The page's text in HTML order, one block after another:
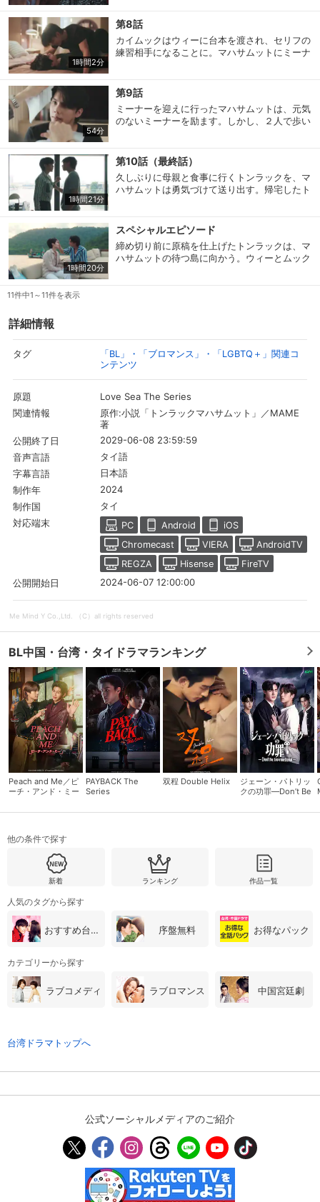
会員設定 会員情報 閉じる
会員情報変更
基本情報、本人連絡先、パスワード 、クレ
ジットカード情報の変更が可能です。
決済方法変更 決済方法の変更が可能です。
Myクーポン
ます。
と便利です。
お気に入り
す。お気に入りに追加した作品の削除も可
閲覧履歴
サイト内で表示される作品の表示制限が可
能です。5段階の年齢区分から選択できま
す。
視聴デバイス一覧
スマホなどでRakuten TVを視聴する際のデ
視聴年齢制限の変更時にパスコード入力が
す。
メルマガ
メルマガの配信停止、配信先のメールアド
レスの変更が可能です。
定額見放題解約
定額見放題コンテンツの解約はこちらから
可能です。
撮影現場でカイムックに着替えを手伝うよう頼
む。トンラックと一緒にブックフェアの会場に
来たマハサムットは、プリンに声をかけられ
る。
1時間2分
第8話
カイムックはウィーに台本を渡され、セリフの
練習相手になることに。マハサムットにミーナ
る間、マハサムットはアクセサリーを作ってい
た。そんな中、窮地に追い込まれたプリンは、
トンラックの父親のジャックに取引を持ちかけ
る。
54分
第9話
ミーナーを迎えに行ったマハサムットは、元気
のないミーナーを励ます。しかし、２人で歩い
ックの過去のトラウマに関する話を聞く。カイ
ムックもトンラックをそばで見守っていたが、
目を離した隙にトンラックはベッドから抜け出
す。
1時間21分
第10話（最終話）
久しぶりに母親と食事に行くトンラックを、マ
ハサムットは勇気づけて送り出す。帰宅したト
ットは…？愛に飛び込む勇気のないトンラック
と、島への思いが強いマハサムット。果たし
て“マハサムットを愛さないと”は実現するの
か…。
1時間20分
スペシャルエピソード
締め切り前に原稿を仕上げたトンラックは、マ
ハサムットの待つ島に向かう。ウィーとムック
11件中1～11件を表示
詳細情報
タグ
「BL」・「ブロマンス」・「LGBTQ＋」関連コ
ンテンツ
原題 Love Sea The Series
関連情報
原作:小説「トンラックマハサムット」／MAME
著
公開終了日 2029-06-08 23:59:59
音声言語 タイ語
字幕言語 日本語
制作年 2024
制作国 タイ
対応端末 PC Android
iOS
Chromecast
VIERA
AndroidTV
REGZA
Hisense
FireTV
公開開始日
2024-06-07 12:00:00
Me Mind Y Co.,Ltd. （C）all rights reserved
BL中国・台湾・タイドラマランキング
Peach and Me／ピ
ーチ・アンド・ミー
PAYBACK The
Series
双程 Double Helix
ジェーン・パトリッ
クの功罪―Don’t Be
他の条件で探す
新着 ランキング 作品一覧
人気のタグから探す
おすすめ台湾・中国ドラマ 序盤無料 お得なパック
カテゴリーから探す
ラブコメディ ラブロマンス 中国宮廷劇
台湾ドラマトップへ
公式ソーシャルメディアのご紹介